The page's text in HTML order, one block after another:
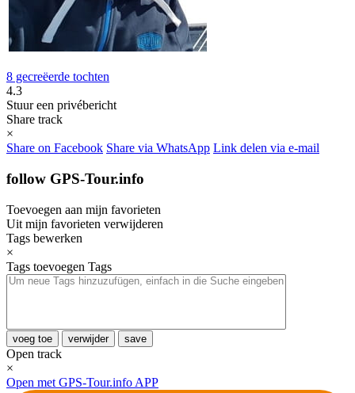
8 gecreëerde tochten
4.3
Stuur een privébericht
Share track
×
Share on Facebook Share via WhatsApp Link delen via e-mail
follow GPS-Tour.info
Toevoegen aan mijn favorieten
Uit mijn favorieten verwijderen
Tags bewerken
×
Tags toevoegen Tags
voeg toe verwijder save
Open track
×
Open met GPS-Tour.info APP